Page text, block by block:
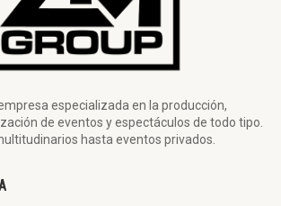
especializada en la producción,
de eventos y espectáculos de todo tipo.
hasta eventos privados.